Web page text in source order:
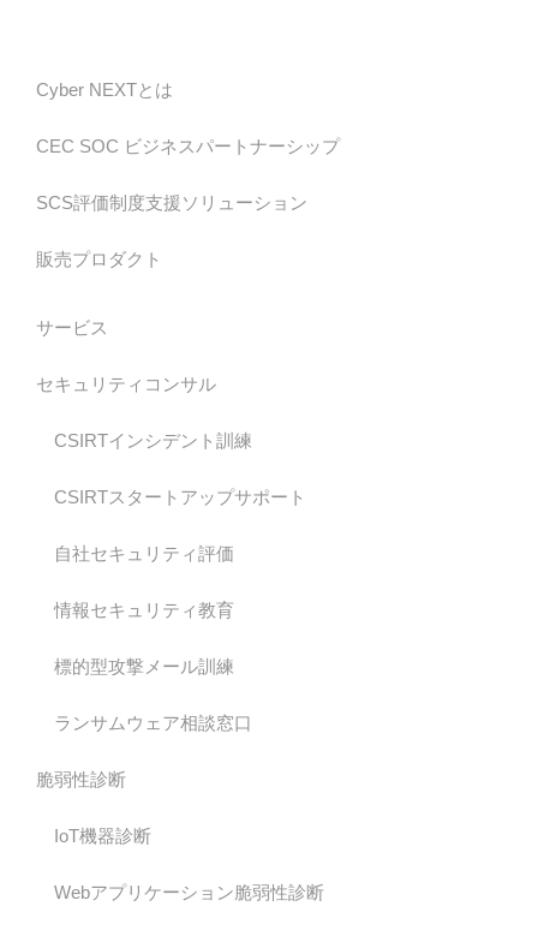
Cyber NEXTとは
CEC SOC ビジネスパートナーシップ
SCS評価制度支援ソリューション
販売プロダクト
サービス
セキュリティコンサル
CSIRTインシデント訓練
CSIRTスタートアップサポート
自社セキュリティ評価
情報セキュリティ教育
標的型攻撃メール訓練
ランサムウェア相談窓口
脆弱性診断
IoT機器診断
Webアプリケーション脆弱性診断